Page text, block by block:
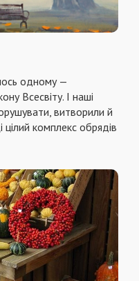
одному —
Всесвіту. І наші
витворили й
комплекс обрядів